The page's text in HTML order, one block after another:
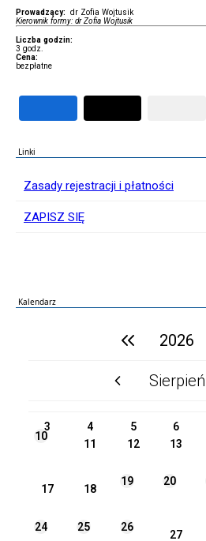
Prowadzący: dr Zofia Wojtusik
Kierownik formy: dr Zofia Wojtusik
Liczba godzin:
3 godz.
Cena:
bezpłatne
Linki
Zasady rejestracji i płatności
ZAPISZ SIĘ
Kalendarz
poprzedni rok2026
poprzedni miesiącSierpień
3 4 5 6
10
11 12 13
17 18
19 20
24 25 26
27